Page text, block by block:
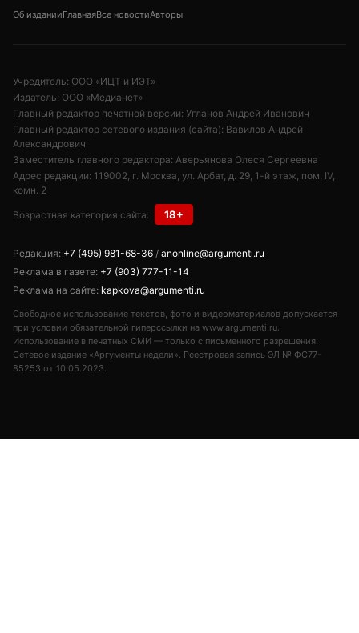
Президент Владимир Путин заслушал доклад вице-
премьера и полпреда в ДФО Юрия Трутнева. Главной
темой стала экономика региона.
Трутнев доложил о высоком уровне инвестиций и росте
обеспечить благодаря преференциальному режиму для
бизнеса, действующему на Дальнем Востоке.
Также на встрече обсудили строительство
инфраструктурных объектов в дальневосточных городах
и научно-технологического центра на острове Русский во
Владивостоке. Отдельно затронули подготовку к